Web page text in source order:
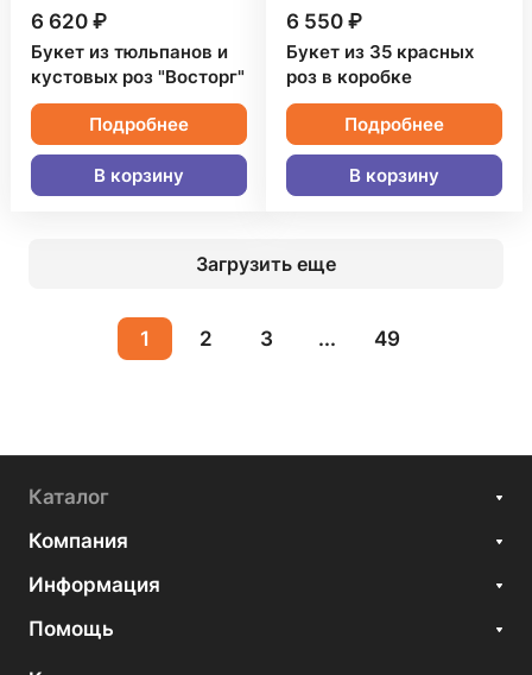
6 620 ₽
Букет из тюльпанов и
кустовых роз "Восторг"
Подробнее
В корзину
6 550 ₽
Букет из 35 красных
роз в коробке
Подробнее
В корзину
Загрузить еще
1 2 3 ... 49
Каталог
Компания
Информация
Помощь